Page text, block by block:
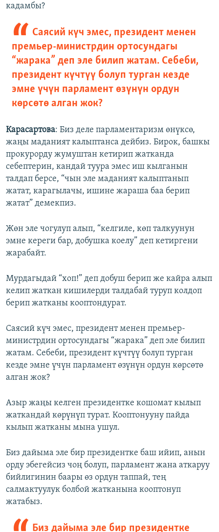
кадамбы?
Саясий күч эмес, президент менен
премьер-министрдин ортосундагы
“жарака” деп эле билип жатам. Себеби,
президент күчтүү болуп турган кезде
эмне үчүн парламент өзүнүн ордун
көрсөтө алган жок?
Карасартова: Биз деле парламентаризм өнүксө,
жаңы маданият калыптанса дейбиз. Бирок, башкы
прокурорду жумуштан кетирип жатканда
себептерин, кандай туура эмес иш кылганын
талдап берсе, “чын эле маданият калыптанып
жатат, карагылачы, ишине жараша баа берип
жатат” демекпиз.
Жөн эле чогулуп алып, “келгиле, көп талкуунун
эмне кереги бар, добушка коелу” деп кетиргени
жарабайт.
Мурдагыдай “хоп!” деп добуш берип же кайра алып
келип жаткан кишилерди талдабай туруп колдоп
берип жатканы кооптондурат.
Саясий күч эмес, президент менен премьер-
министрдин ортосундагы “жарака” деп эле билип
жатам. Себеби, президент күчтүү болуп турган
кезде эмне үчүн парламент өзүнүн ордун көрсөтө
алган жок?
Азыр жаңы келген президентке кошомат кылып
жаткандай көрүнүп турат. Кооптонууну пайда
кылып жатканы мына ушул.
Биз дайыма эле бир президентке баш ийип, анын
орду эбегейсиз чоң болуп, парламент жана аткаруу
бийлигинин баары өз ордун таппай, тең
салмактуулук болбой жатканына кооптонуп
жатабыз.
Биз дайыма эле бир президентке